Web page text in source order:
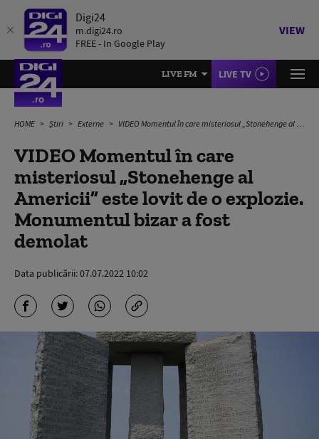
Digi24
m.digi24.ro
FREE - In Google Play
VIEW
LIVE FM LIVE TV
HOME Știri Externe VIDEO Momentul în care misteriosul „Stonehenge al Americii” este lovit de o explozie. Monumentul bizar a fost demolat
VIDEO Momentul în care
misteriosul „Stonehenge al
Americii” este lovit de o explozie.
Monumentul bizar a fost
demolat
Data publicării:07.07.2022 10:02